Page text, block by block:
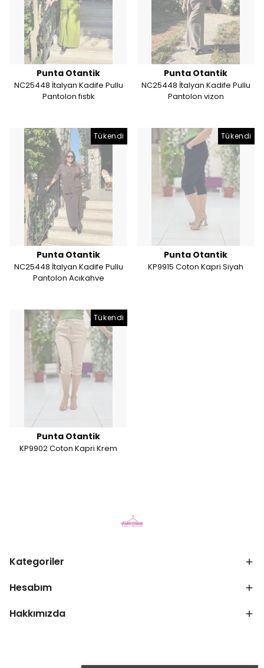
Punta Otantik
NC25448 İtalyan Kadife Pullu
Pantolon fıstık
Punta Otantik
NC25448 İtalyan Kadife Pullu
Pantolon vizon
Tükendi
Punta Otantik
NC25448 İtalyan Kadife Pullu
Pantolon Acıkahve
Tükendi
Punta Otantik
KP9915 Coton Kapri Siyah
Tükendi
Punta Otantik
KP9902 Coton Kapri Krem
Kategoriler
Hesabım
Hakkımızda